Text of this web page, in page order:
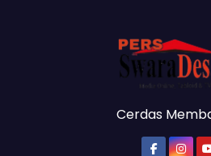
Cerdas